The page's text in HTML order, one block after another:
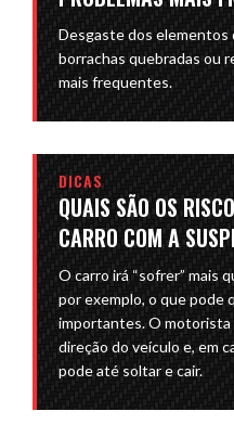
Desgaste dos elementos
borrachas quebradas ou
mais frequentes.
DICAS
QUAIS SÃO OS
CARRO COM A
O carro irá “sofrer” mais
por exemplo, o que pode
importantes. O motorista
direção do veículo e, em
pode até soltar e cair.